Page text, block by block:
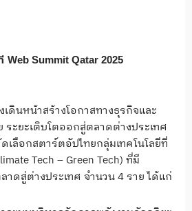
Web Summit Qatar 2025
ดินหน้าสร้างโอกาสทางธุรกิจและ
ะยะเติบโตออกสู่ตลาดต่างประเทศ
เลือกสตาร์ตอัปไทยกลุ่มเทคโนโลยีที่
Tech – Green Tech) ที่มี
ดสู่ต่างประเทศ จำนวน 4 ราย ได้แก่